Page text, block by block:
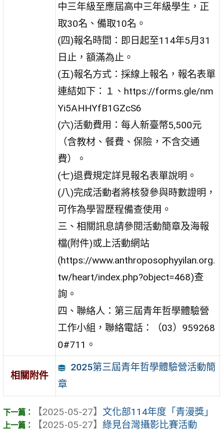
中三年級至應屆高中三年級學生，正
取30名、備取10名。
(四)報名時間：即日起至114年5月31
日止，額滿為止。
(五)報名方式：採線上報名，報名表單
連結如下：１、https://forms.gle/nm
Yi5AHHYfB1GZcS6
(六)活動費用：每人新臺幣5,500元
（含教材、餐費、保險，不含交通
費）。
(七)退費規定詳見報名表單說明。
(八)完成活動者將核發參與時數證明，
可作為學習歷程備查使用。
三、相關訊息請參閱活動簡章及海報
檔(附件)或上活動網站
(https://www.anthroposophyyilan.org.
tw/heart/index.php?object=468)查
詢。
四、聯絡人：第三屆青年哲學體驗營
工作小組，聯絡電話：（03）959268
0#711。
相關附件
2025第三屆青年哲學體驗營活動簡
章
【2025-05-27】 文化部114年度「青漫獎」
【2025-05-27】 綠見台灣攝影比賽活動